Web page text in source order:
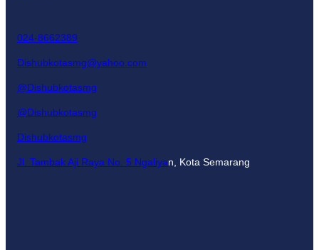
024-8662389
Dishubkotasmg@yahoo.com
@Dishubkotasmg
@Dishubkotasmg
Dishubkotasmg
Jl. Tambak Aji Raya No. 5 Ngaliyan, Kota Semarang